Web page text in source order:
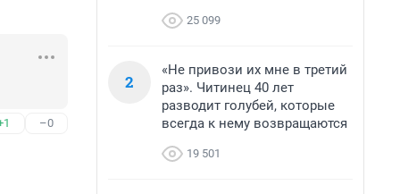
–0
25 099
2
«Не привози их мне в третий
раз». Читинец 40 лет
разводит голубей, которые
всегда к нему возвращаются
19 501